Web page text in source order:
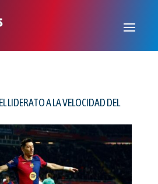
LIDERATO A LA VELOCIDAD DEL